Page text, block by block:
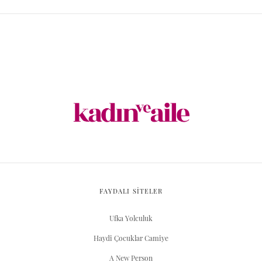
FAYDALI SİTELER
Ufka Yolculuk
Haydi Çocuklar Camiye
A New Person